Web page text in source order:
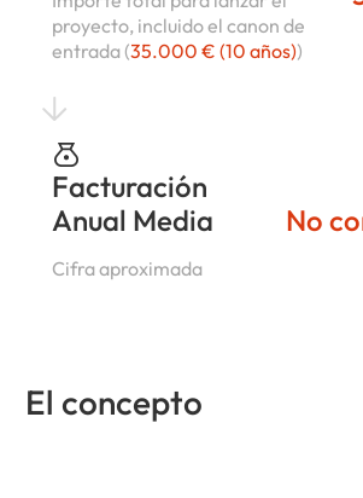
proyecto, incluido el canon de
entrada (35.000 € (10 años))
Facturación
Anual Media
Cifra aproximada
No
El concepto